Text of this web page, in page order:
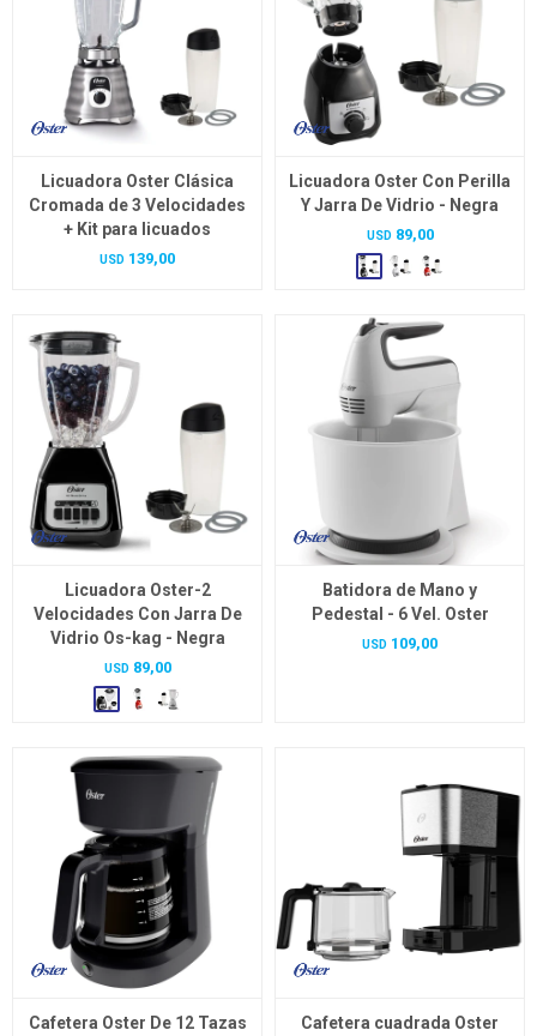
Licuadora Oster Clásica
Cromada de 3 Velocidades
+ Kit para licuados
USD 139,00
Licuadora Oster Con Perilla
Y Jarra De Vidrio - Negra
USD 89,00
Licuadora Oster-2
Velocidades Con Jarra De
Vidrio Os-kag - Negra
USD 89,00
Batidora de Mano y
Pedestal - 6 Vel. Oster
USD 109,00
Cafetera Oster De 12 Tazas
Cafetera cuadrada Oster